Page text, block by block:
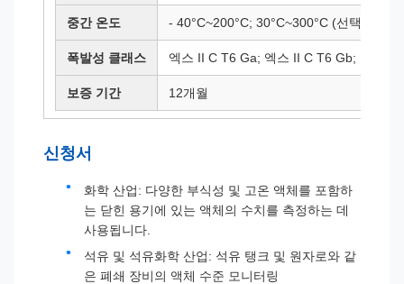
중간 온도 - 40°C~200°C; 30°C~300°C (선택)
폭발성 클래스 엑스 II C T6 Ga; 엑스 II C T6 Gb; 엑스
보증 기간 12개월
신청서
화학 산업: 다양한 부식성 및 고온 액체를 포함하
는 닫힌 용기에 있는 액체의 수치를 측정하는 데
사용됩니다.
석유 및 석유화학 산업: 석유 탱크 및 원자로와 같
은 폐쇄 장비의 액체 수준 모니터링